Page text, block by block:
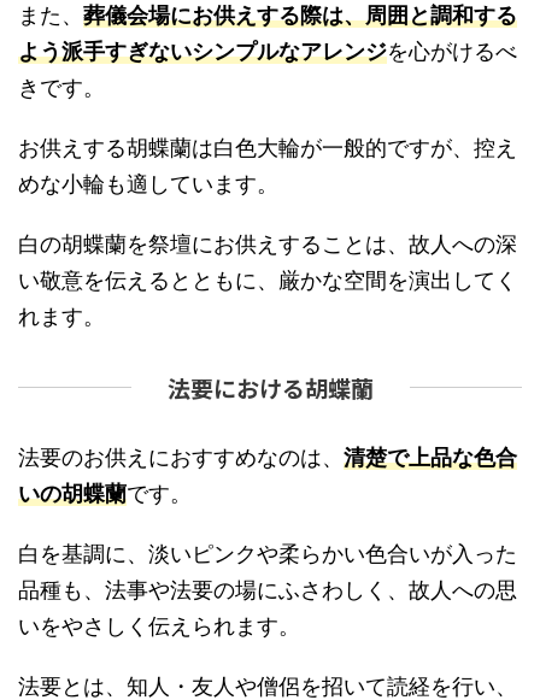
また、 葬儀会場にお供えする際は、周囲と調和する
よう派手すぎないシンプルなアレンジを心がけるべ
きです。
お供えする胡蝶蘭は白色大輪が一般的ですが、控え
めな小輪も適しています。
白の胡蝶蘭を祭壇にお供えすることは、故人への深
い敬意を伝えるとともに、厳かな空間を演出してく
れます。
法要における胡蝶蘭
法要のお供えにおすすめなのは、 清楚で上品な色合
いの胡蝶蘭です。
白を基調に、淡いピンクや柔らかい色合いが入った
品種も、法事や法要の場にふさわしく、故人への思
いをやさしく伝えられます。
法要とは、知人・友人や僧侶を招いて読経を行い、